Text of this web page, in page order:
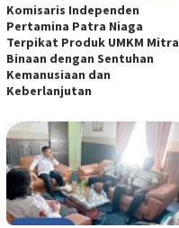
Komisaris Independen
Pertamina Patra Niaga
Terpikat Produk UMKM Mitra
Binaan dengan Sentuhan
Kemanusiaan dan
Keberlanjutan